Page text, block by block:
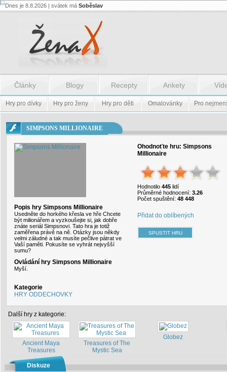
Flash.nazev
Flash.nazev
Dnes je 8.8.2026 | svátek má Soběslav
Články Blogy Recepty Ankety
Hry pro dívky Hry pro ženy Hry pro děti Omalovánky Pro
SIMPSONS MILLIONAIRE
Popis hry Simpsons Millionaire
Usedněte do horkého křesla ve hře Chcete
být milionářem a vyzkoušejte si, jak dobře
znáte seriál Simpsnovi. Tato hra je totiž
zaměřena právě na ně. Otázky jsou někdy
velmi záludné a tak musíte pečlive pátrat ve
Vaší paměti. Pokusíte se vyhrát nejvyšší
sumu?
Ovládání hry Simpsons Millionaire
Myší.
Kategorie
HRY ODDECHOVKY
Ohodnoťte hru: Simpsons
Millionaire
Hodnotilo 445 lidí
Průměrné hodnocení: 3.26
Počet spuštění: 48 448
Přidat do oblíbených
Další hry z kategorie:
Ancient Maya
Treasures
Treasures of The
Mystic Sea
Globez
Diskuze